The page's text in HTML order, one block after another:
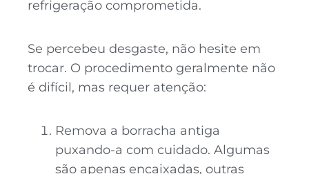
refrigeração comprometida.
Se percebeu desgaste, não hesite em
trocar. O procedimento geralmente não
é difícil, mas requer atenção:
Remova a borracha antiga
puxando-a com cuidado. Algumas
são apenas encaixadas, outras